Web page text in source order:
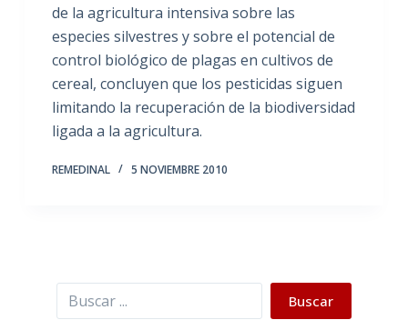
de la agricultura intensiva sobre las
especies silvestres y sobre el potencial de
control biológico de plagas en cultivos de
cereal, concluyen que los pesticidas siguen
limitando la recuperación de la biodiversidad
ligada a la agricultura.
REMEDINAL 5 NOVIEMBRE 2010
Buscar Buscar